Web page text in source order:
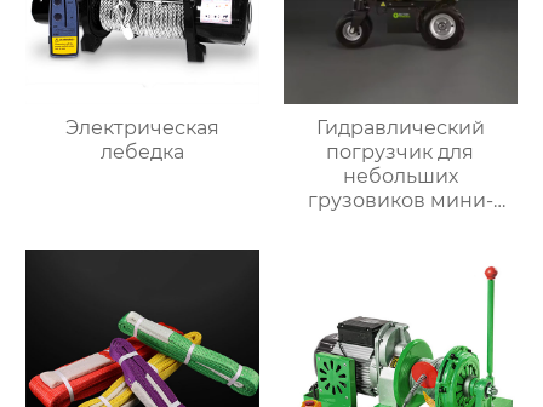
Электрическая
лебедка
Гидравлический
погрузчик для
небольших
грузовиков мини-